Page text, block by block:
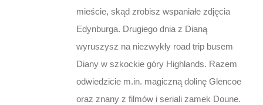
mieście, skąd zrobisz wspaniałe zdjęcia
Edynburga. Drugiego dnia z Dianą
wyruszysz na niezwykły road trip busem
Diany w szkockie góry Highlands. Razem
odwiedzicie m.in. magiczną dolinę Glencoe
oraz znany z filmów i seriali zamek Doune.